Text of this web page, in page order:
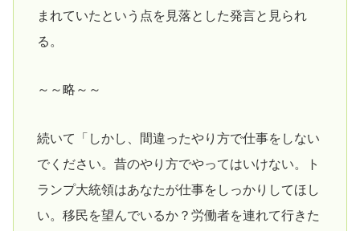
まれていたという点を見落とした発言と見られ
る。
～～略～～
続いて「しかし、間違ったやり方で仕事をしない
でください。昔のやり方でやってはいけない。ト
ランプ大統領はあなたが仕事をしっかりしてほし
い。移民を望んでいるか？労働者を連れて行きた